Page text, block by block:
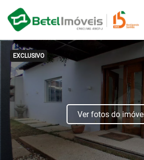
EXCLUSIVO
Ver fotos do